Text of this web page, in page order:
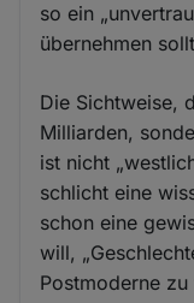
so ein
übernehmen
Die Sichtweise,
Milliarden,
ist nicht
schlicht eine
schon eine
will,
Postmoderne